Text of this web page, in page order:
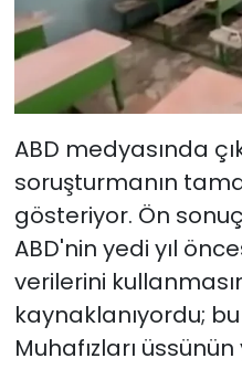
ABD medyasında
soruşturmanın
gösteriyor. Ön
ABD'nin yedi yıl
verilerini
kaynaklanıyordu;
Muhafızları